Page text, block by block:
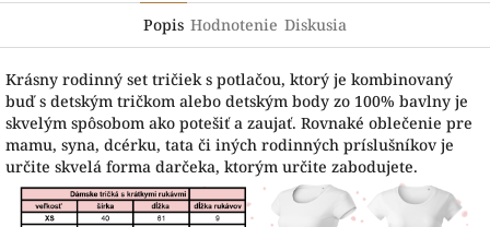
Popis Hodnotenie Diskusia
Krásny rodinný set tričiek s potlačou, ktorý je kombinovaný
buď s detským tričkom alebo detským body zo 100% bavlny je
skvelým spôsobom ako potešiť a zaujať. Rovnaké oblečenie pre
mamu, syna, dcérku, tata či iných rodinných príslušníkov je
určite skvelá forma darčeka, ktorým určite zabodujete.